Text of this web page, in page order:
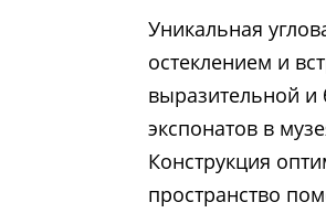
Уникальная
остеклением и
выразительной и
экспонатов в
Конструкция
пространство